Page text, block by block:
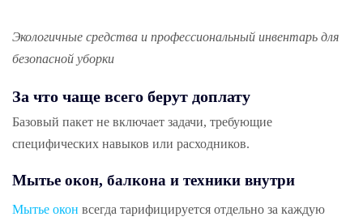
Экологичные средства и профессиональный инвентарь для
безопасной уборки
За что чаще всего берут доплату
Базовый пакет не включает задачи, требующие
специфических навыков или расходников.
Мытье окон, балкона и техники внутри
Мытье окон всегда тарифицируется отдельно за каждую